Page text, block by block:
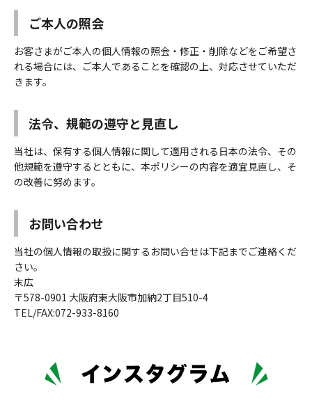
ご本人の照会
お客さまがご本人の個人情報の照会・修正・削除などをご希望さ
れる場合には、ご本人であることを確認の上、対応させていただ
きます。
法令、規範の遵守と見直し
当社は、保有する個人情報に関して適用される日本の法令、その
他規範を遵守するとともに、本ポリシーの内容を適宜見直し、そ
の改善に努めます。
お問い合わせ
当社の個人情報の取扱に関するお問い合せは下記までご連絡くだ
さい。
末広
〒578-0901 大阪府東大阪市加納2丁目510-4
TEL/FAX:072-933-8160